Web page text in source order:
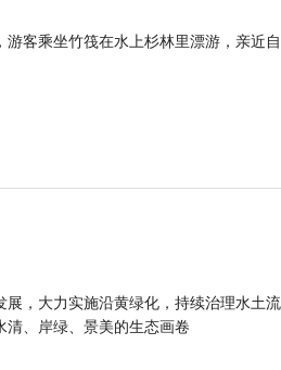
客乘坐竹筏在水上杉林里漂游，亲近自
，大力实施沿黄绿化，持续治理水土流
清、岸绿、景美的生态画卷